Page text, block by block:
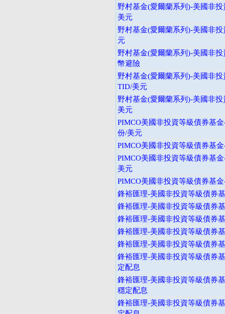
野村基金(愛爾蘭系列)-美國非
美元
野村基金(愛爾蘭系列)-美國非
元
野村基金(愛爾蘭系列)-美國非
幣避險
野村基金(愛爾蘭系列)-美國非
TID/美元
野村基金(愛爾蘭系列)-美國非
美元
PIMCO美國非投資等級債券基
份/美元
PIMCO美國非投資等級債券基
PIMCO美國非投資等級債券基
美元
PIMCO美國非投資等級債券基
鋒裕匯理-美國非投資等級債券
鋒裕匯理-美國非投資等級債券
鋒裕匯理-美國非投資等級債券
鋒裕匯理-美國非投資等級債券
鋒裕匯理-美國非投資等級債券
鋒裕匯理-美國非投資等級債券
定配息
鋒裕匯理-美國非投資等級債券
穩定配息
鋒裕匯理-美國非投資等級債券